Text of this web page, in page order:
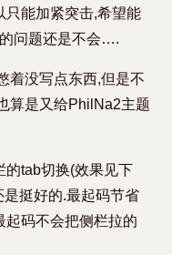
只能加紧突击,希望能
问题还是不会….
着没写点东西,但是不
算是又给PhilNa2主题
的tab切换(效果见下
挺好的.最起码节省
起码不会把侧栏拉的